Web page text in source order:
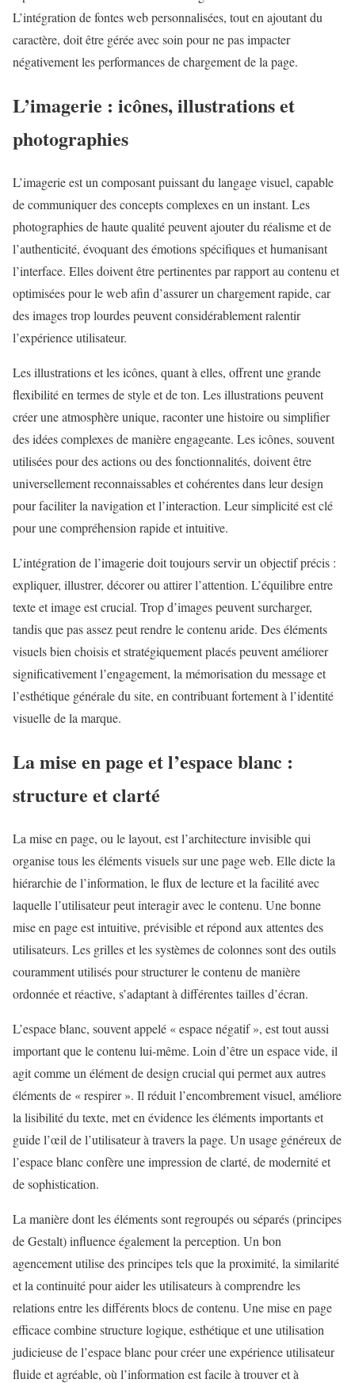
L’intégration de fontes web personnalisées, tout en ajoutant du
caractère, doit être gérée avec soin pour ne pas impacter
négativement les performances de chargement de la page.
L’imagerie : icônes, illustrations et
photographies
L’imagerie est un composant puissant du langage visuel, capable
de communiquer des concepts complexes en un instant. Les
photographies de haute qualité peuvent ajouter du réalisme et de
l’authenticité, évoquant des émotions spécifiques et humanisant
l’interface. Elles doivent être pertinentes par rapport au contenu et
optimisées pour le web afin d’assurer un chargement rapide, car
des images trop lourdes peuvent considérablement ralentir
l’expérience utilisateur.
Les illustrations et les icônes, quant à elles, offrent une grande
flexibilité en termes de style et de ton. Les illustrations peuvent
créer une atmosphère unique, raconter une histoire ou simplifier
des idées complexes de manière engageante. Les icônes, souvent
utilisées pour des actions ou des fonctionnalités, doivent être
universellement reconnaissables et cohérentes dans leur design
pour faciliter la navigation et l’interaction. Leur simplicité est clé
pour une compréhension rapide et intuitive.
L’intégration de l’imagerie doit toujours servir un objectif précis :
expliquer, illustrer, décorer ou attirer l’attention. L’équilibre entre
texte et image est crucial. Trop d’images peuvent surcharger,
tandis que pas assez peut rendre le contenu aride. Des éléments
visuels bien choisis et stratégiquement placés peuvent améliorer
significativement l’engagement, la mémorisation du message et
l’esthétique générale du site, en contribuant fortement à l’identité
visuelle de la marque.
La mise en page et l’espace blanc :
structure et clarté
La mise en page, ou le layout, est l’architecture invisible qui
organise tous les éléments visuels sur une page web. Elle dicte la
hiérarchie de l’information, le flux de lecture et la facilité avec
laquelle l’utilisateur peut interagir avec le contenu. Une bonne
mise en page est intuitive, prévisible et répond aux attentes des
utilisateurs. Les grilles et les systèmes de colonnes sont des outils
couramment utilisés pour structurer le contenu de manière
ordonnée et réactive, s’adaptant à différentes tailles d’écran.
L’espace blanc, souvent appelé « espace négatif », est tout aussi
important que le contenu lui-même. Loin d’être un espace vide, il
agit comme un élément de design crucial qui permet aux autres
éléments de « respirer ». Il réduit l’encombrement visuel, améliore
la lisibilité du texte, met en évidence les éléments importants et
guide l’œil de l’utilisateur à travers la page. Un usage généreux de
l’espace blanc confère une impression de clarté, de modernité et
de sophistication.
La manière dont les éléments sont regroupés ou séparés (principes
de Gestalt) influence également la perception. Un bon
agencement utilise des principes tels que la proximité, la similarité
et la continuité pour aider les utilisateurs à comprendre les
relations entre les différents blocs de contenu. Une mise en page
efficace combine structure logique, esthétique et une utilisation
judicieuse de l’espace blanc pour créer une expérience utilisateur
fluide et agréable, où l’information est facile à trouver et à